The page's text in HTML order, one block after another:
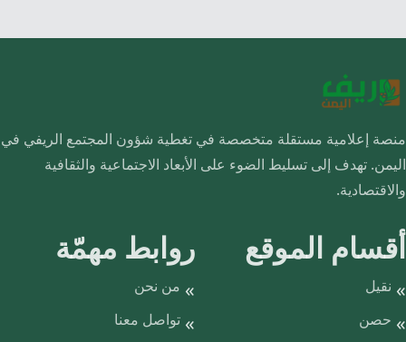
منصة إعلامية مستقلة متخصصة في تغطية شؤون المجتمع الريفي في
اليمن. تهدف إلى تسليط الضوء على الأبعاد الاجتماعية والثقافية
والاقتصادية.
أقسام الموقع
نقيل
حصن
روابط مهمّة
من نحن
تواصل معنا